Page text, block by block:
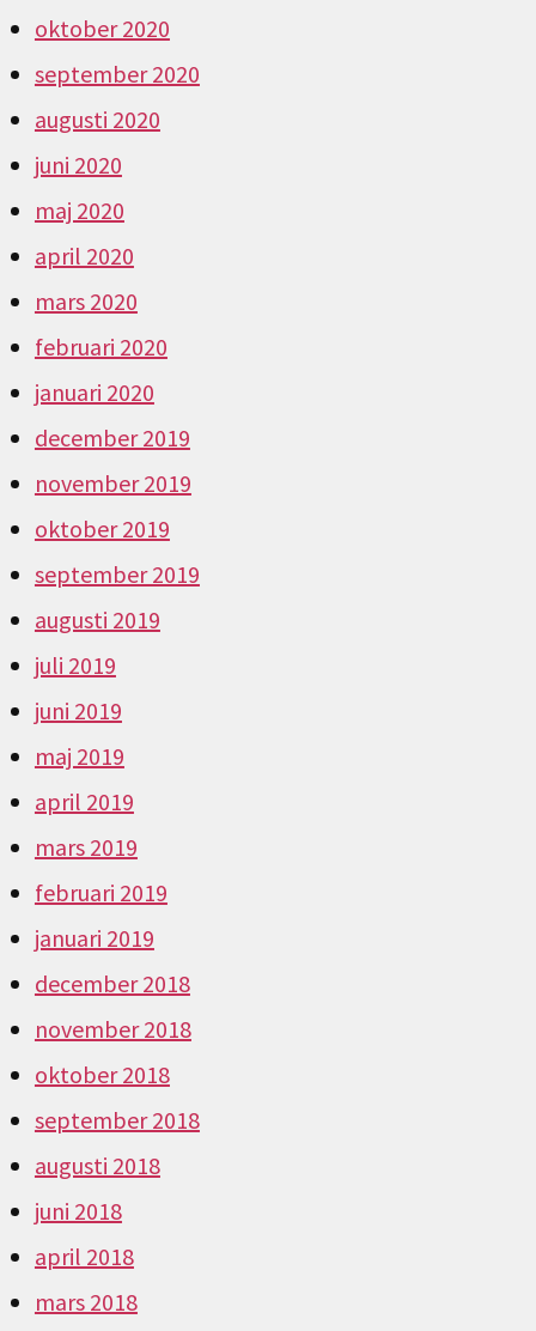
oktober 2020
september 2020
augusti 2020
juni 2020
maj 2020
april 2020
mars 2020
februari 2020
januari 2020
december 2019
november 2019
oktober 2019
september 2019
augusti 2019
juli 2019
juni 2019
maj 2019
april 2019
mars 2019
februari 2019
januari 2019
december 2018
november 2018
oktober 2018
september 2018
augusti 2018
juni 2018
april 2018
mars 2018